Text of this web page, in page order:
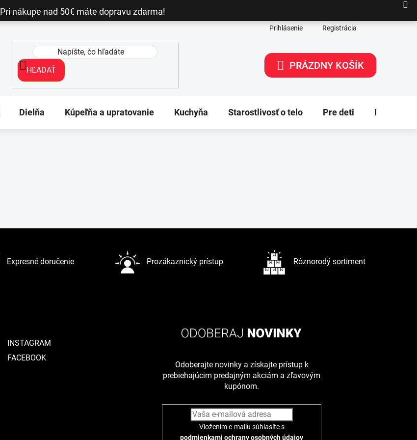
Pri nákupe nad 50€ máte dopravu zdarma!
Prihlásenie Registrácia
HĽADAŤ
NÁKUPNÝ
PRÁZDNY KOŠÍK
Dielňa Kúpeľňa a upratovanie Kuchyňa Starostlivosť o telo Pre deti Dekorácie
Expresné doručenie Prozákaznický prístup Rôznorodý sortiment
INSTAGRAM
FACEBOOK
Odoberajte novinky a získajte prístup k
prebiehajúcim predajným akciám a zľavovým
kupónom.
Vložením e-mailu súhlasíte s
podmienkami ochrany osobných údajov